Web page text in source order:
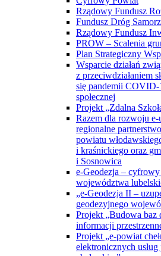
Rządowy Fundusz
Fundusz Dróg
Rządowy Fundusz
PROW – Scalenia
Plan Strategiczny
Wsparcie działań
z przeciwdziałaniem
się pandemii
społecznej
Projekt „Zdalna
Razem dla rozwoju e-
regionalne
powiatu
i kraśnickiego oraz
i Sosnowica
e-Geodezja –
województwa
„e-Geodezja II –
geodezyjnego
Projekt „Budowa baz
informacji
Projekt „e-powiat
elektronicznych